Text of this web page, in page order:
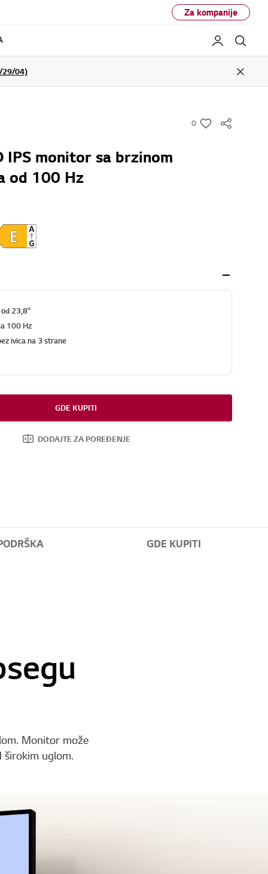
Za kompanije
Moj LG
04)
Close
0
w
IPS monitor sa brzinom
od 100 Hz
od 23,8"
100 Hz
ivica na 3 strane
GDE KUPITI
DODAJTE ZA POREĐENJE
GDE KUPITI
Monitor može
širokim uglom.